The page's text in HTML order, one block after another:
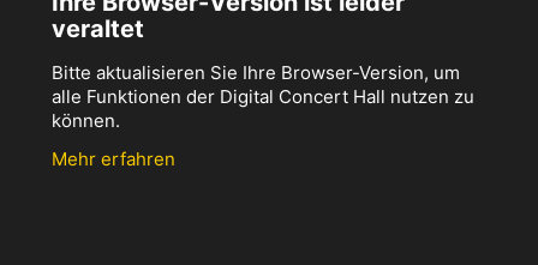
veraltet
Bitte aktualisieren Sie Ihre Browser-Version, um
alle Funktionen der Digital Concert Hall nutzen zu
können.
Mehr erfahren